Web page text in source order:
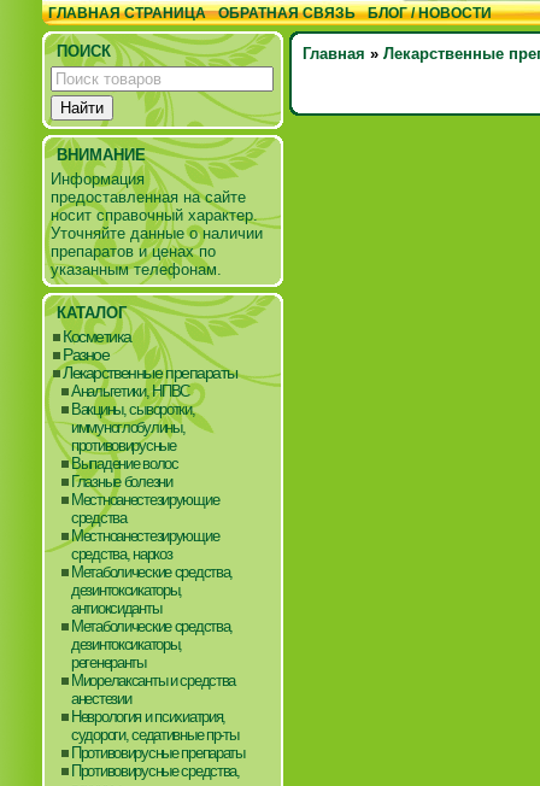
ГЛАВНАЯ СТРАНИЦА ОБРАТНАЯ СВЯЗЬ БЛОГ / НОВОСТИ
ПОИСК
ВНИМАНИЕ
Информация
предоставленная на сайте
носит справочный характер.
Уточняйте данные о наличии
препаратов и ценах по
указанным телефонам.
КАТАЛОГ
Косметика
Разное
Лекарственные препараты
Анальгетики, НПВС
Вакцины, сыворотки,
иммуноглобулины,
противовирусные
Выпадение волос
Глазные болезни
Местноанестезирующие
средства
Местноанестезирующие
средства, наркоз
Метаболические средства,
дезинтоксикаторы,
антиоксиданты
Метаболические средства,
дезинтоксикаторы,
регенеранты
Миорелаксанты и средства
анестезии
Неврология и психиатрия,
судороги, седативные пр-ты
Противовирусные препараты
Противовирусные средства,
Главная » Лекарственные